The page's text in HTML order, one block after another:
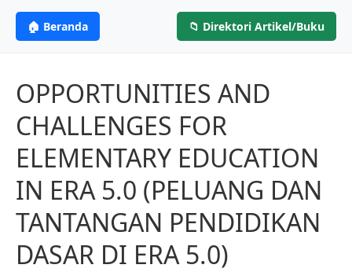
MI CV. MITRA ILMU
dan peneliti untuk mencerdaskan negeri.
Terbitkan Bukumu Sekarang
Profesional &
Terpercaya
Kami telah dipercaya oleh ribuan penulis dengan
proses yang cepat, legalitas resmi (ISBN), dan
ramah.
Pelajari Lebih Lanjut
🏠 Beranda 📁 Direktori Artikel/Buku
OPPORTUNITIES AND
CHALLENGES FOR
ELEMENTARY EDUCATION
IN ERA 5.0 (PELUANG DAN
TANTANGAN PENDIDIKAN
DASAR DI ERA 5.0)